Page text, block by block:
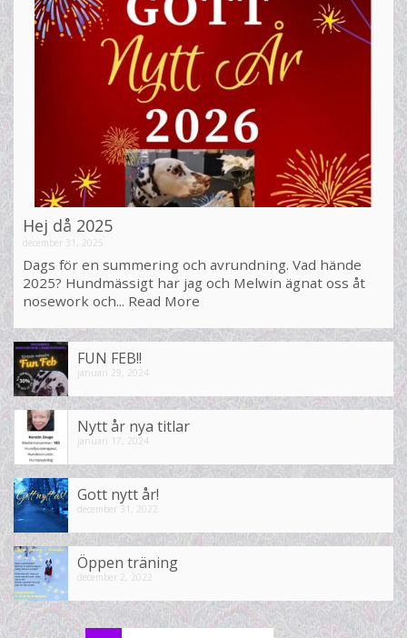
Hej då 2025
december 31, 2025
Dags för en summering och avrundning. Vad hände
2025? Hundmässigt har jag och Melwin ägnat oss åt
nosework och... Read More
FUN FEB!!
januari 29, 2024
Nytt år nya titlar
januari 17, 2024
Gott nytt år!
december 31, 2022
Öppen träning
december 2, 2022